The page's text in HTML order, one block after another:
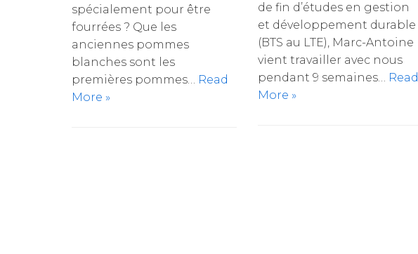
spécialement pour être
fourrées ? Que les
anciennes pommes
blanches sont les
premières pommes… Read
More »
de fin d’études en gestion
et développement durable
(BTS au LTE), Marc-Antoine
vient travailler avec nous
pendant 9 semaines… Read
More »